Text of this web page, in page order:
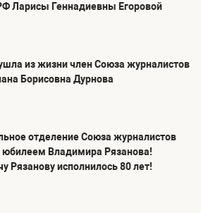
Ларисы Геннадиевны Егоровой
из жизни член Союза журналистов
Борисовна Дурнова
отделение Союза журналистов
юбилеем Владимира Рязанова!
Рязанову исполнилось 80 лет!